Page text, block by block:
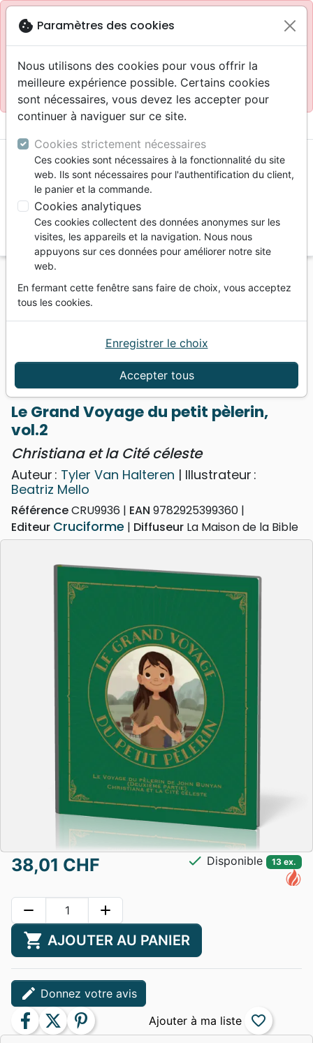
blockSite réservé aux professionnels
Accès pour les professionnels : Se connecter
Site pour le grand public : La Maison de la Bible
menu
Vous ne pouvez pas créer de nouvelle commande
depuis votre pays (United States).
Jeunesse
6 - 9 ans
Grand Voyage du petit pèlerin, vol.2 (Le) -
Christiana et la Cité céleste
Le Grand Voyage du petit pèlerin,
vol.2
Christiana et la Cité céleste
Auteur : Tyler Van Halteren | Illustrateur :
Beatriz Mello
RéférenceCRU9936 EAN 9782925399360
Editeur Cruciforme Diffuseur La Maison de la Bible
38,01 CHF check Disponible 13 ex.
remove add
shopping_cart AJOUTER AU PANIER
edit Donnez votre avis
facebook twitter pinterest favorite_border
cookie Paramètres des cookies
Nous utilisons des cookies pour vous offrir la
meilleure expérience possible. Certains cookies
sont nécessaires, vous devez les accepter pour
continuer à naviguer sur ce site.
Cookies strictement nécessaires
Ces cookies sont nécessaires à la fonctionnalité du site
web. Ils sont nécessaires pour l'authentification du client,
le panier et la commande.
Cookies analytiques
Ces cookies collectent des données anonymes sur les
visites, les appareils et la navigation. Nous nous
appuyons sur ces données pour améliorer notre site
web.
En fermant cette fenêtre sans faire de choix, vous acceptez
tous les cookies.
Accepter tous
Enregistrer le choix